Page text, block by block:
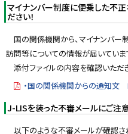
y
マイナンバー制度に便乗した不
ださい！
国の関係機関から、マイナンバー
訪問等についての情報が届いていま
添付ファイルの内容を確認いただ
・国の関係機関からの通知文
J-LISを装った不審メールにご注
以下のような不審メールが確認さ